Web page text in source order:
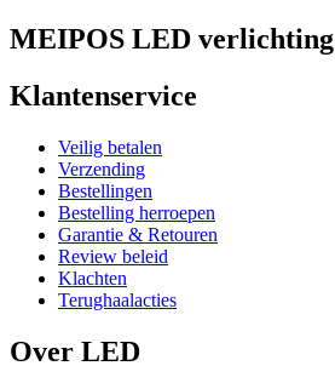
MEIPOS LED verlichting
Klantenservice
Veilig betalen
Verzending
Bestellingen
Bestelling herroepen
Garantie & Retouren
Review beleid
Klachten
Terughaalacties
Over LED